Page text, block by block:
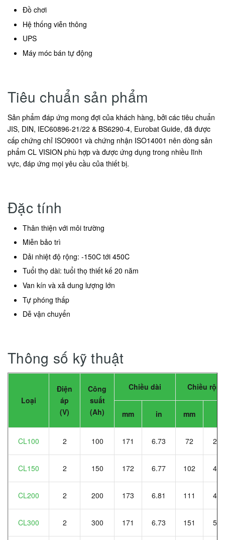
Đồ chơi
Hệ thống viễn thông
UPS
Máy móc bán tự động
Tiêu chuẩn sản phẩm
Sản phẩm đáp ứng mong đợi của khách hàng, bởi các tiêu chuẩn
JIS, DIN, IEC60896-21/22 & BS6290-4, Eurobat Guide, đã được
cấp chứng chỉ ISO9001 và chứng nhận ISO14001 nên dòng sản
phẩm CL VISION phù hợp và được ứng dụng trong nhiều lĩnh
vực, đáp ứng mọi yêu cầu của thiết bị.
Đặc tính
Thân thiện với môi trường
Miễn bảo trì
Dải nhiệt độ rộng: -150C tới 450C
Tuổi thọ dài: tuổi thọ thiết kế 20 năm
Van kín và xả dung lượng lớn
Tự phóng thấp
Dễ vận chuyển
Thông số kỹ thuật
Loại
Điện
áp
(V)
Công
suất
(Ah)
Chiều dài Chiều rộng
mm in mm
CL100 2 100 171 6.73 72
CL150 2 150 172 6.77 102
CL200 2 200 173 6.81 111
CL300 2 300 171 6.73 151